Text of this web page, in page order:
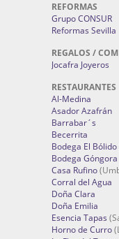
REFORMAS
Grupo CONSUR
Reformas Sevilla
REGALOS /
Jocafra Joyeros
RESTAURANTES
Al-Medina
Asador Azafrán
Barrabar´s
Becerrita
Bodega El Bólido
Bodega Góngora
Casa Rufino
Corral del Agua
Doña Clara
Doña Emilia
Esencia Tapas
Horno de Curro